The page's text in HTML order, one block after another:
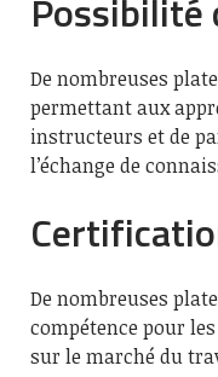
Possibilité
De nombreuses
permettant aux
instructeurs et de
l’échange de
De nombreuses
compétence pour
sur le marché du